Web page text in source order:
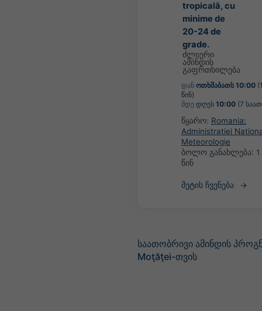
tropicală, cu
minime de
20-24 de
grade.
ძლიერი
ამინდის
გაფრთხილება
დან ოთხშაბათს 10:00
წინ)
მდე დღეს 10:00 (7
წყარო: Romania:
Administratiei
Meteorologie
ბოლო განახლება:
წინ
მეტის ჩვენება
საათობრივი ამინდის
Moţăţei-თვის